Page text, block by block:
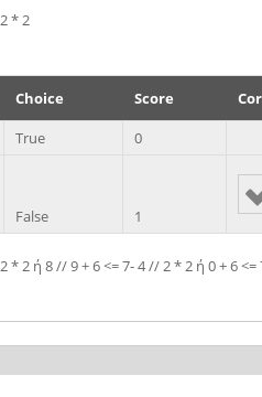
* 2
Choice Score
True
0
False 1
2 ή 8 // 9 + 6 <= 7- 4 // 2 * 2 ή 0 + 6 <=